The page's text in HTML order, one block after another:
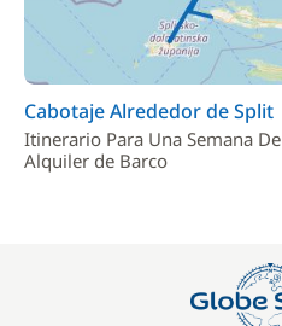
Cabotaje Alrededor de Split
Itinerario Para Una Semana De
Alquiler de Barco